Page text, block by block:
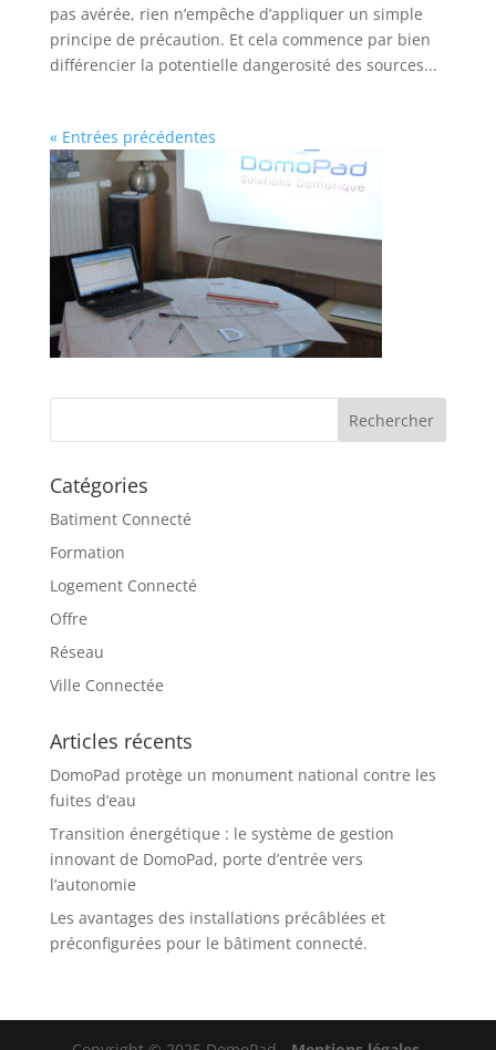
pas avérée, rien n’empêche d’appliquer un simple
principe de précaution. Et cela commence par bien
différencier la potentielle dangerosité des sources...
« Entrées précédentes
Catégories
Batiment Connecté
Formation
Logement Connecté
Offre
Réseau
Ville Connectée
Articles récents
DomoPad protège un monument national contre les
fuites d’eau
Transition énergétique : le système de gestion
innovant de DomoPad, porte d’entrée vers
l’autonomie
Les avantages des installations précâblées et
préconfigurées pour le bâtiment connecté.